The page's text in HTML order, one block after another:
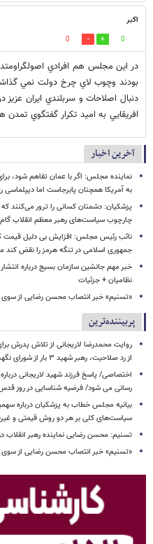
اكبر
0
0
در اين مجلس هم افرادي
بودند وچوب لاي چرخ دولت نمي
دنبال اصلاحات و سربلندي ايران
افريقايي به اميد تكرار گفتگوي تمدن
آخرین اخبار
نماینده مجلس: اگر با عمان تفاهم شود،
به آمریکا همچنان پابرجاست اما دیپلماسی
پزشکیان: دشمنان کسانی را ترور می‌کنند
چارچوب سیاست‌های رهبر معظم انقلاب گام
نائب رئیس مجلس: افزایش بی دلیل قیمت
جمهوری اسلامی در تنگه هرمز را نقض کند
خبر مهم جانشین سازمان بسیج درباره
نظامیان + جزئیات
«تسنیم» خبر انتصاب محسن رضایی از سوی
پربیننده‌ترین
روایت محمدرضا لاریجانی از تلاش پدرش
از رد صلاحیت، رهبر شهید ۳ بار از شورای نگهبان ابراز نارضایتی کردند
اختصاصی/ پاسخ فرزند شهید لاریجانی
رسانی می شود/ فرضیه شناسایی در روز
بیانیه مجلس خطاب به پزشکیان درباره
سیاست‌های کلی بر هر دو روش قیمتی و
تسنیم: محسن رضایی نماینده رهبر انقلاب
«تسنیم» خبر انتصاب محسن رضایی از سوی